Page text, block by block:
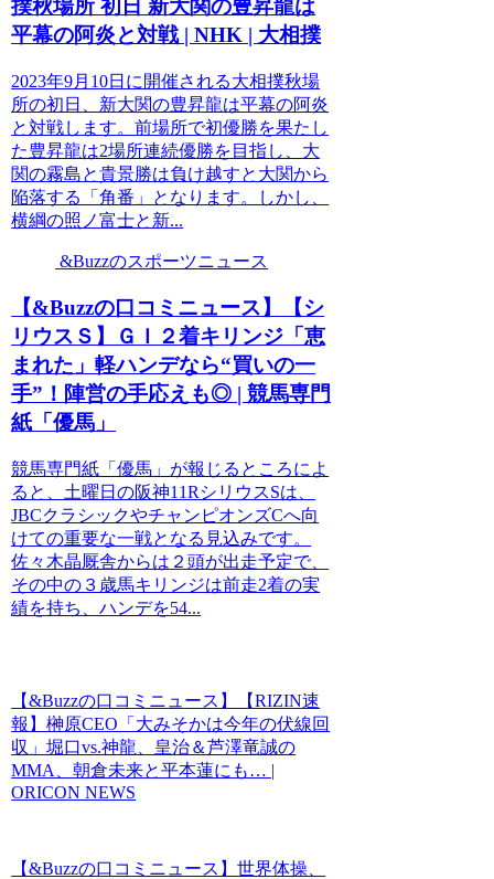
撲秋場所 初日 新大関の豊昇龍は
平幕の阿炎と対戦 | NHK | 大相撲
2023年9月10日に開催される大相撲秋場
所の初日、新大関の豊昇龍は平幕の阿炎
と対戦します。前場所で初優勝を果たし
た豊昇龍は2場所連続優勝を目指し、大
関の霧島と貴景勝は負け越すと大関から
陥落する「角番」となります。しかし、
横綱の照ノ富士と新...
&Buzzのスポーツニュース
【&Buzzの口コミニュース】【シ
リウスＳ】ＧＩ２着キリンジ「恵
まれた」軽ハンデなら“買いの一
手”！陣営の手応えも◎ | 競馬専門
紙「優馬」
競馬専門紙「優馬」が報じるところによ
ると、土曜日の阪神11RシリウスSは、
JBCクラシックやチャンピオンズCへ向
けての重要な一戦となる見込みです。
佐々木晶厩舎からは２頭が出走予定で、
その中の３歳馬キリンジは前走2着の実
績を持ち、ハンデを54...
【&Buzzの口コミニュース】【RIZIN速
報】榊原CEO「大みそかは今年の伏線回
収」堀口vs.神龍、皇治＆芦澤竜誠の
MMA、朝倉未来と平本蓮にも… |
ORICON NEWS
【&Buzzの口コミニュース】世界体操、